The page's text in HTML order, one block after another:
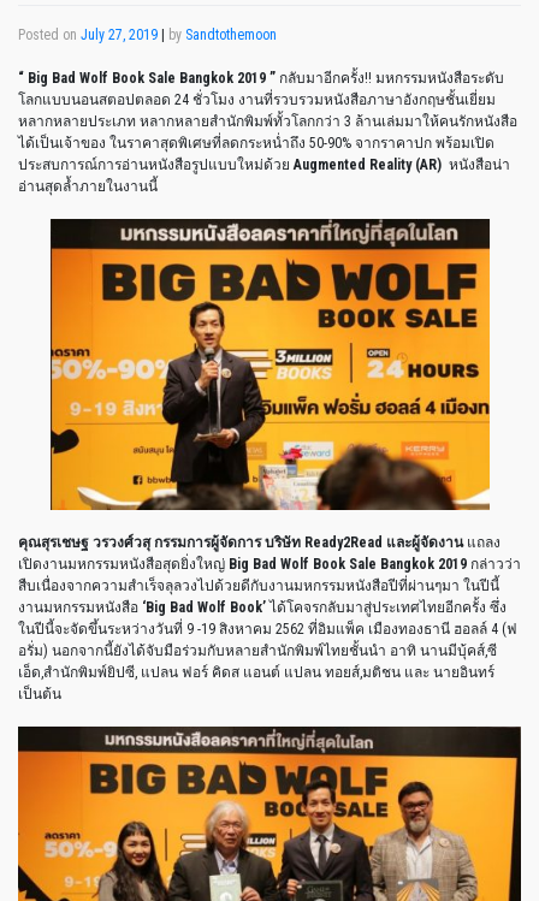
Posted on July 27, 2019 | by Sandtothemoon
“ Big Bad Wolf Book Sale Bangkok 2019 ” กลับมาอีกครั้ง!! มหกรรมหนังสือระดับ
โลกแบบนอนสตอปตลอด 24 ชั่วโมง งานที่รวบรวมหนังสือภาษาอังกฤษชั้นเยี่ยม
หลากหลายประเภท หลากหลายสำนักพิมพ์ทั้วโลกกว่า 3 ล้านเล่มมาให้คนรักหนังสือ
ได้เป็นเจ้าของ ในราคาสุดพิเศษที่ลดกระหน่ำถึง 50-90% จากราคาปก พร้อมเปิด
ประสบการณ์การอ่านหนังสือรูปแบบใหม่ด้วย Augmented Reality (AR) หนังสือน่า
อ่านสุดล้ำภายในงานนี้
คุณสุรเชษฐ วรวงศ์วสุ กรรมการผู้จัดการ บริษัท Ready2Read และผู้จัดงาน แถลง
เปิดงานมหกรรมหนังสือสุดยิ่งใหญ่ Big Bad Wolf Book Sale Bangkok 2019 กล่าวว่า
สืบเนื่องจากความสำเร็จลุลวงไปด้วยดีกับงานมหกรรมหนังสือปีที่ผ่านๆมา ในปีนี้
งานมหกรรมหนังสือ ‘Big Bad Wolf Book’ ได้โคจรกลับมาสู่ประเทศไทยอีกครั้ง ซึ่ง
ในปีนี้จะจัดขึ้นระหว่างวันที่ 9 -19 สิงหาคม 2562 ที่อิมแพ็ค เมืองทองธานี ฮอลล์ 4 (ฟ
อรั่ม) นอกจากนี้ยังได้จับมือร่วมกับหลายสำนักพิมพ์ไทยชั้นนำ อาทิ นานมีบุ้คส์,ซี
เอ็ด,สำนักพิมพ์ยิปซี, แปลน ฟอร์ คิดส แอนต์ แปลน ทอยส์,มติชน และ นายอินทร์
เป็นต้น